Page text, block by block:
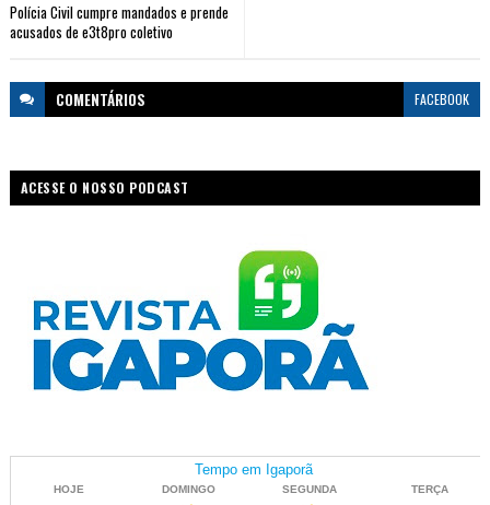
Polícia Civil cumpre mandados e prende
acusados de e3t8pro coletivo
COMENTÁRIOS FACEBOOK
ACESSE O NOSSO PODCAST